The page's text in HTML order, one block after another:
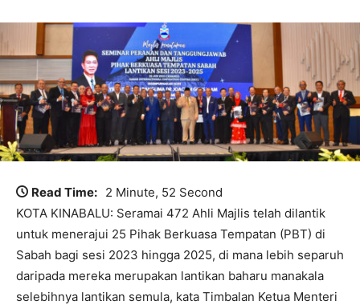
Read Time: 2 Minute, 52 Second
KOTA KINABALU: Seramai 472 Ahli Majlis telah dilantik
untuk menerajui 25 Pihak Berkuasa Tempatan (PBT) di
Sabah bagi sesi 2023 hingga 2025, di mana lebih separuh
daripada mereka merupakan lantikan baharu manakala
selebihnya lantikan semula, kata Timbalan Ketua Menteri